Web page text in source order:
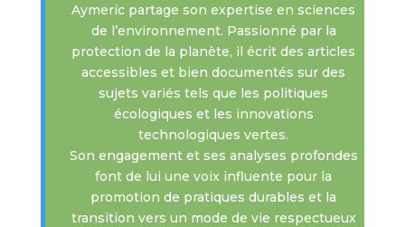
Aymeric partage son expertise en sciences
de l’environnement. Passionné par la
protection de la planète, il écrit des articles
accessibles et bien documentés sur des
sujets variés tels que les politiques
écologiques et les innovations
technologiques vertes.
Son engagement et ses analyses profondes
font de lui une voix influente pour la
promotion de pratiques durables et la
transition vers un mode de vie respectueux